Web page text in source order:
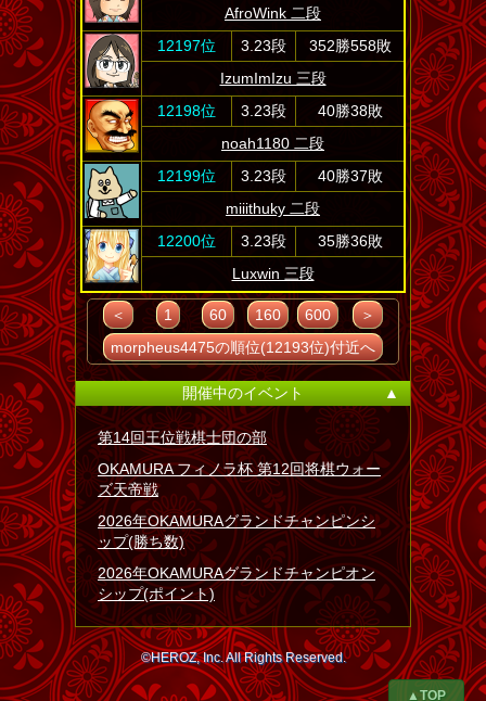
AfroWink 二段
12197位
3.23段
352勝558敗
IzumImIzu 三段
12198位
3.23段
40勝38敗
noah1180 二段
12199位
3.23段
40勝37敗
miiithuky 二段
12200位
3.23段
35勝36敗
Luxwin 三段
＜ 1 60 160 600
＞
morpheus4475の順位(12193位)付近へ
開催中のイベント ▲
第14回王位戦棋士団の部
OKAMURA フィノラ杯 第12回将棋ウォー
ズ天帝戦
2026年OKAMURAグランドチャンピンシ
ップ(勝ち数)
2026年OKAMURAグランドチャンピオン
シップ(ポイント)
©HEROZ, Inc. All Rights Reserved.
▲TOP